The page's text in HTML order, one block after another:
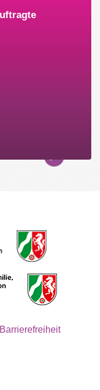
Barrierefreiheit